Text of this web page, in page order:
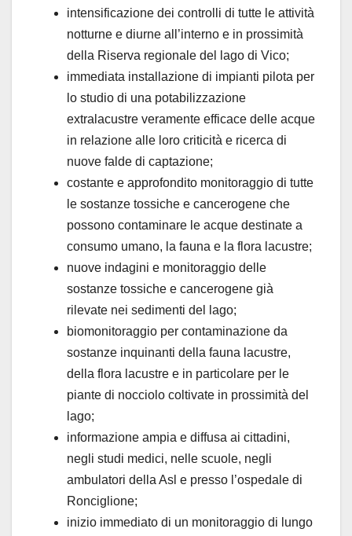
intensificazione dei controlli di tutte le attività
notturne e diurne all’interno e in prossimità
della Riserva regionale del lago di Vico;
immediata installazione di impianti pilota per
lo studio di una potabilizzazione
extralacustre veramente efficace delle acque
in relazione alle loro criticità e ricerca di
nuove falde di captazione;
costante e approfondito monitoraggio di tutte
le sostanze tossiche e cancerogene che
possono contaminare le acque destinate a
consumo umano, la fauna e la flora lacustre;
nuove indagini e monitoraggio delle
sostanze tossiche e cancerogene già
rilevate nei sedimenti del lago;
biomonitoraggio per contaminazione da
sostanze inquinanti della fauna lacustre,
della flora lacustre e in particolare per le
piante di nocciolo coltivate in prossimità del
lago;
informazione ampia e diffusa ai cittadini,
negli studi medici, nelle scuole, negli
ambulatori della Asl e presso l’ospedale di
Ronciglione;
inizio immediato di un monitoraggio di lungo